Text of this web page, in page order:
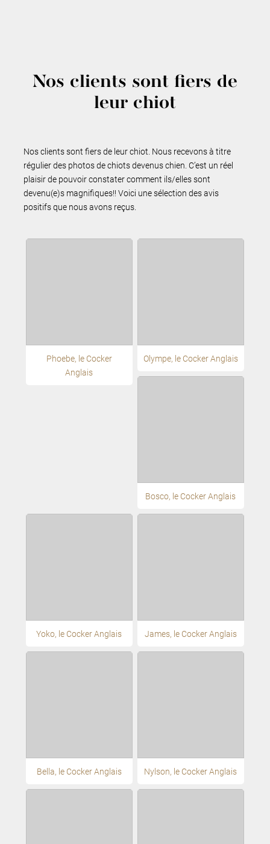
Nos clients sont fiers de
leur chiot
Nos clients sont fiers de leur chiot. Nous recevons à titre
régulier des photos de chiots devenus chien. C’est un réel
plaisir de pouvoir constater comment ils/elles sont
devenu(e)s magnifiques!! Voici une sélection des avis
positifs que nous avons reçus.
Phoebe, le Cocker
Anglais
Olympe, le Cocker Anglais
Bosco, le Cocker Anglais
Yoko, le Cocker Anglais James, le Cocker Anglais
Bella, le Cocker Anglais Nylson, le Cocker Anglais